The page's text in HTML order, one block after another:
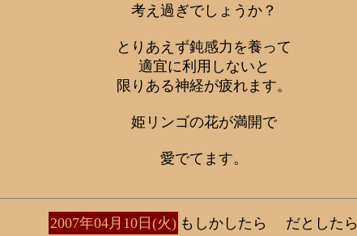
考え過ぎでしょうか？
とりあえず鈍感力を養って
適宜に利用しないと
限りある神経が疲れます。
姫リンゴの花が満開で
愛でてます。
2007年04月10日(火) もしかしたら だとしたら